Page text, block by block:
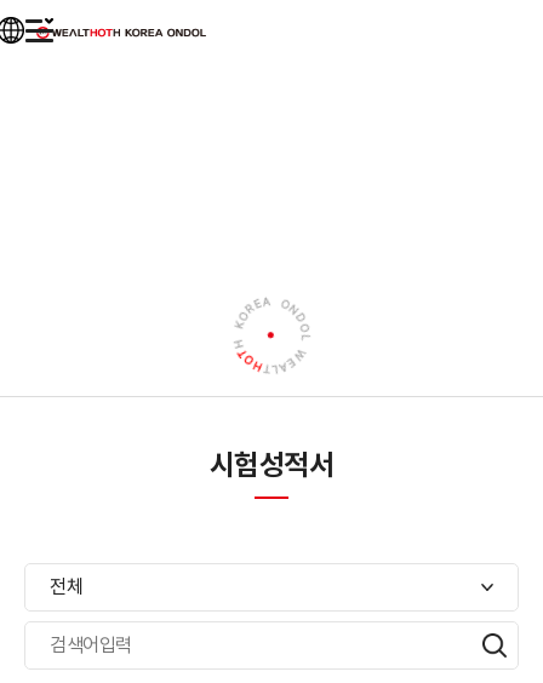
시험성적서
전체